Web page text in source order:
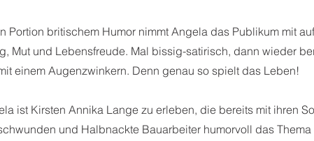
Portion britischem Humor nimmt Angela das Publikum mit
Mut und Lebensfreude. Mal bissig-satirisch, dann wieder
einem Augenzwinkern. Denn genau so spielt das Leben!
ist Kirsten Annika Lange zu erleben, die bereits mit ihren
und Halbnackte Bauarbeiter humorvoll das Thema